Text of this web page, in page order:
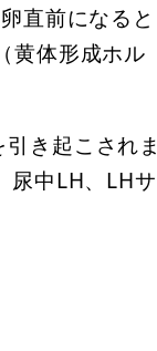
直前になると
黄体形成ホル
き起こされま
尿中LH、LHサ